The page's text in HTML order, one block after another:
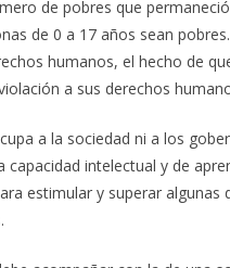
de pobres que
de 0 a 17 años sean
humanos, el hecho de
a sus derechos
a la sociedad ni a los
intelectual y de
estimular y superar algunas